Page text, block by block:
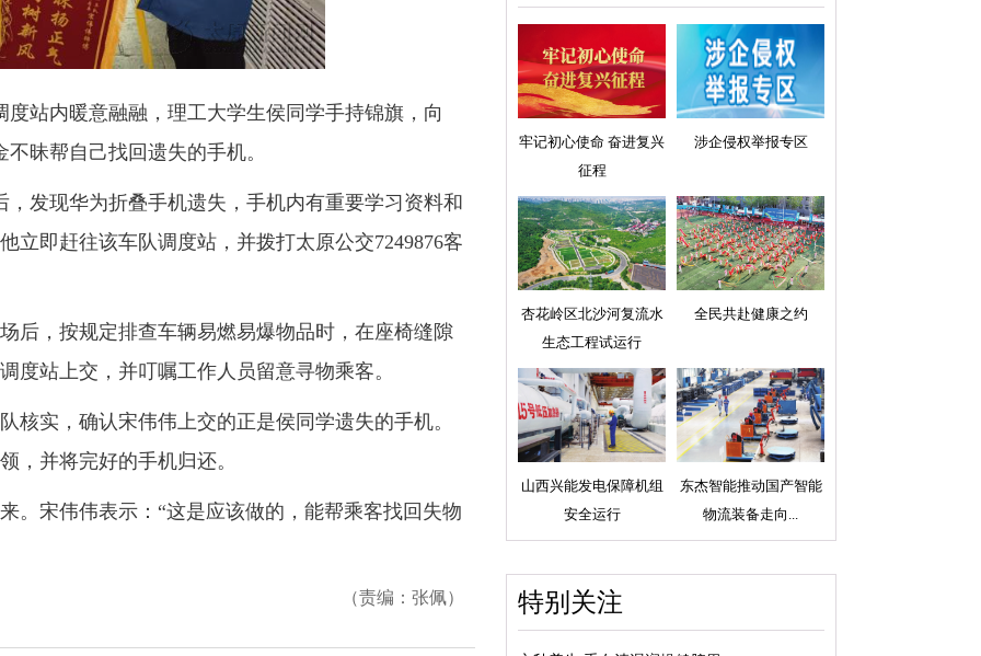
内暖意融融，理工大学生侯同学手持锦旗，向
昧帮自己找回遗失的手机。
现华为折叠手机遗失，手机内有重要学习资料和
立即赶往该车队调度站，并拨打太原公交7249876客
，按规定排查车辆易燃易爆物品时，在座椅缝隙
度站上交，并叮嘱工作人员留意寻物乘客。
实，确认宋伟伟上交的正是侯同学遗失的手机。
，并将完好的手机归还。
宋伟伟表示：“这是应该做的，能帮乘客找回失物
（责编：张佩）
牢记初心使命 奋进复兴
征程
涉企侵权举报专区
杏花岭区北沙河复流水
生态工程试运行
全民共赴健康之约
山西兴能发电保障机组
安全运行
东杰智能推动国产智能
物流装备走向...
特别关注